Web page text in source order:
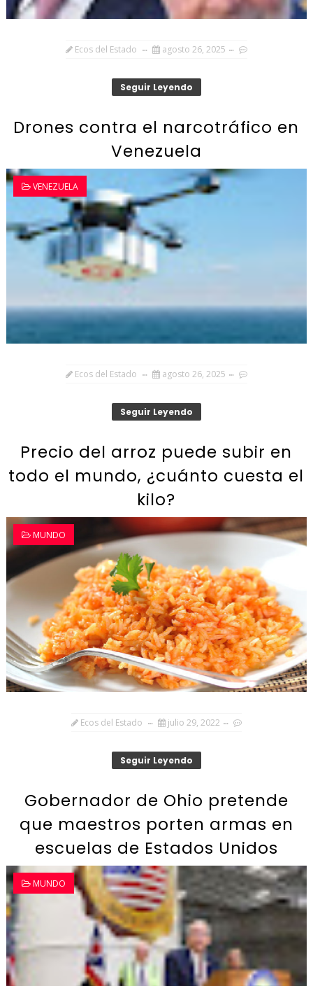
Ecos del Estado agosto 26, 2025
Seguir Leyendo
Drones contra el narcotráfico en
Venezuela
VENEZUELA
Ecos del Estado agosto 26, 2025
Seguir Leyendo
Precio del arroz puede subir en
todo el mundo, ¿cuánto cuesta el
kilo?
MUNDO
Ecos del Estado julio 29, 2022
Seguir Leyendo
Gobernador de Ohio pretende
que maestros porten armas en
escuelas de Estados Unidos
MUNDO